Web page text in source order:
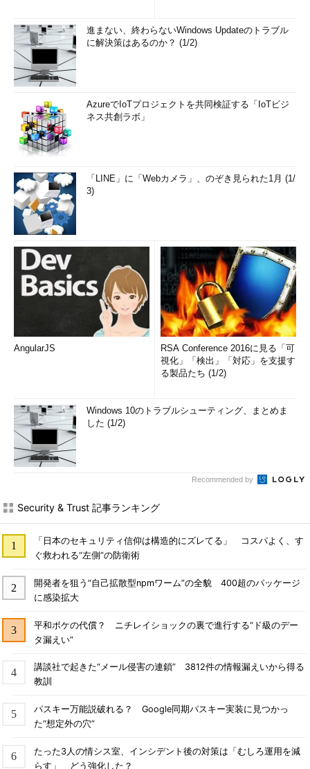
進まない、終わらないWindows Updateのトラブル
に解決策はあるのか？ (1/2)
AzureでIoTプロジェクトを共同検証する「IoTビジ
ネス共創ラボ」
「LINE」に「Webカメラ」、のぞき見られた1月 (1/
3)
AngularJS
RSA Conference 2016に見る「可
視化」「検出」「対応」を支援す
る製品たち (1/2)
Windows 10のトラブルシューティング、まとめま
した (1/2)
Recommended by
Security & Trust 記事ランキング
「日本のセキュリティ信仰は構造的にズレてる」 コスパよく、す
ぐ救われる“左側”の防衛術
開発者を狙う“自己拡散型npmワーム”の全貌 400超のパッケージ
に感染拡大
平和ボケの代償？ ニチレイショックの裏で進行する“ド級のデー
タ漏えい”
講談社で起きた“メール侵害の連鎖” 3812件の情報漏えいから得る
教訓
パスキー万能説破れる？ Google同期パスキー実装に見つかっ
た“想定外の穴”
たった3人の情シス室、インシデント後の対策は「むしろ運用を減
らす」 どう強化した？